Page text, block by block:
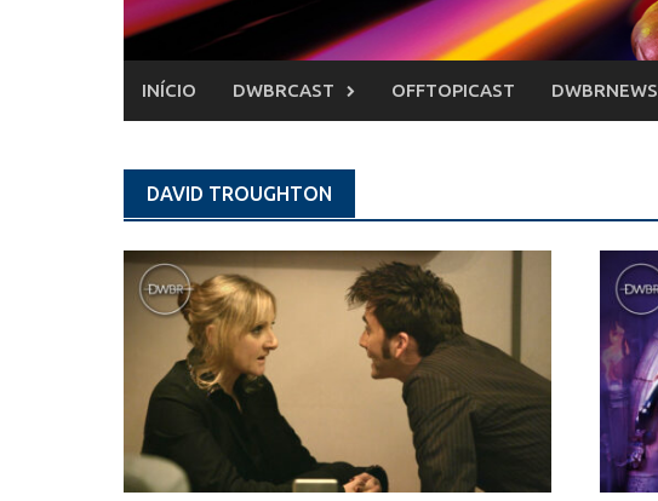
INÍCIO DWBRCAST OFFTOPICAST DWBRNEWS
DAVID TROUGHTON